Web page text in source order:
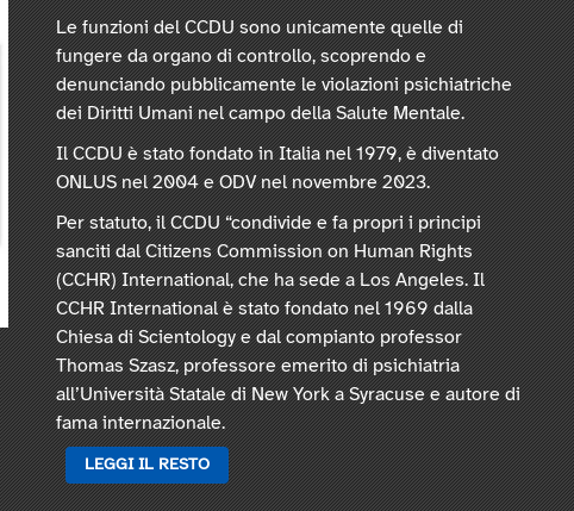
Le funzioni del CCDU sono unicamente quelle di
fungere da organo di controllo, scoprendo e
denunciando pubblicamente le violazioni psichiatriche
dei Diritti Umani nel campo della Salute Mentale.
Il CCDU è stato fondato in Italia nel 1979, è diventato
ONLUS nel 2004 e ODV nel novembre 2023.
Per statuto, il CCDU “condivide e fa propri i principi
sanciti dal Citizens Commission on Human Rights
(CCHR) International, che ha sede a Los Angeles. Il
CCHR International è stato fondato nel 1969 dalla
Chiesa di Scientology e dal compianto professor
Thomas Szasz, professore emerito di psichiatria
all’Università Statale di New York a Syracuse e autore di
fama internazionale.
LEGGI IL RESTO